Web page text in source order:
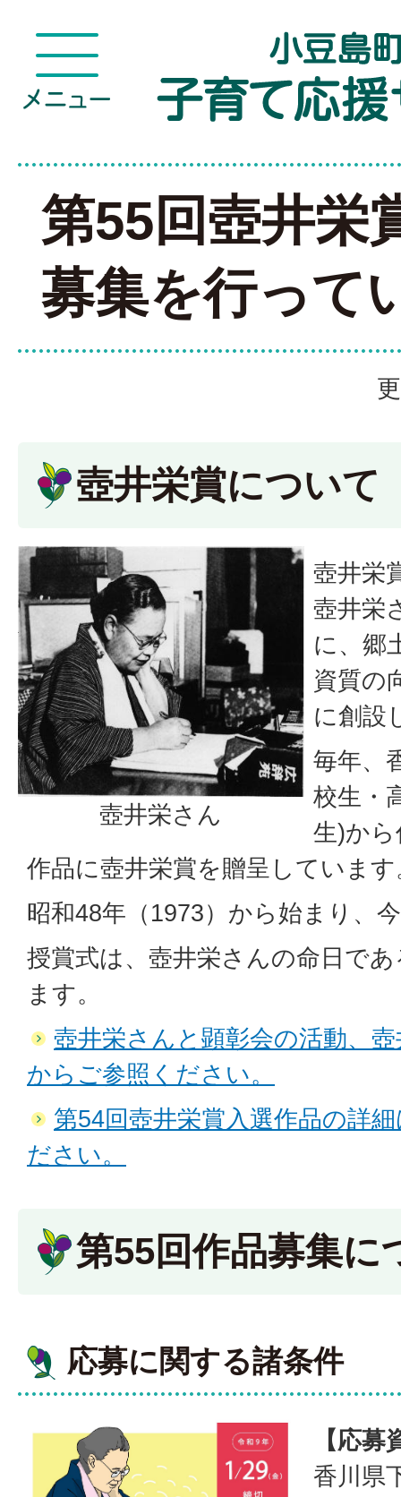
第55回壺井栄
募集を行って
壺井栄賞について
壺井栄さん
壺井栄
壺井栄
に、郷
資質の
に創設
毎年、
校生・
生)か
作品に壺井栄賞を贈呈しています
昭和48年（1973）から始まり、
授賞式は、壺井栄さんの命日で
ます。
壺井栄さんと顕彰会の活動、
からご参照ください。
第54回壺井栄賞入選作品の詳
ださい。
第55回作品募集に
応募に関する諸条件
【応募
香川県